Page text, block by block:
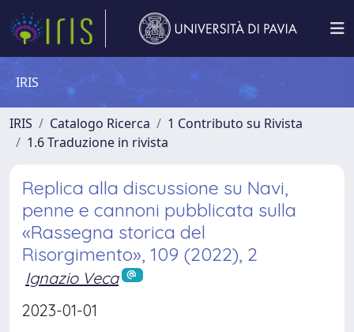
IRIS
IRIS Catalogo Ricerca
1 Contributo su Rivista
1.6 Traduzione in rivista
Replica alla discussione su Navi,
penne e cannoni pubblicata sulla
«Rassegna storica del
Risorgimento», 109 (2022), 2
Ignazio Veca
2023-01-01